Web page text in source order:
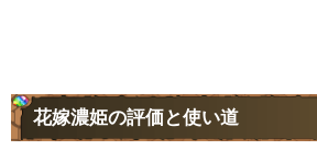
花嫁濃姫の評価と使い道